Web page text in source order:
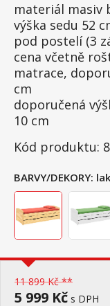
materiál masiv
výška sedu 52
pod postelí (3
cena včetně
matrace,
cm
doporučená
10 cm
Kód produktu:
BARVY/DEKORY:
11 899 Kč **
5 999 Kč s DPH